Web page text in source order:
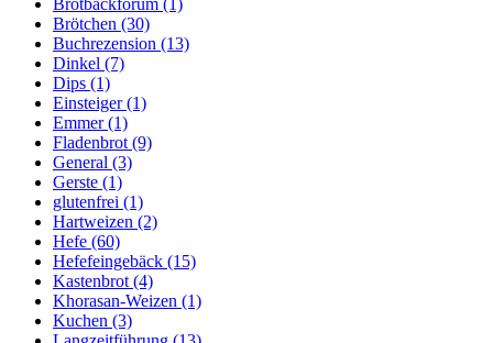
Brotbackforum (1)
Brötchen (30)
Buchrezension (13)
Dinkel (7)
Dips (1)
Einsteiger(1)
Emmer(1)
Fladenbrot (9)
General (3)
Gerste (1)
glutenfrei (1)
Hartweizen (2)
Hefe (60)
Hefefeingebäck (15)
Kastenbrot (4)
Khorasan-Weizen (1)
Kuchen (3)